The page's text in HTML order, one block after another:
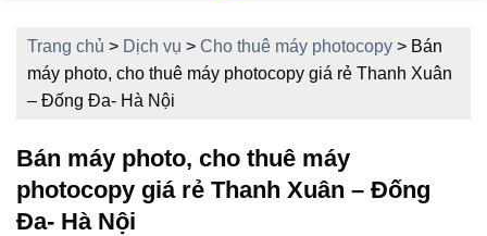
Trang chủ > Dịch vụ > Cho thuê máy photocopy > Bán
máy photo, cho thuê máy photocopy giá rẻ Thanh Xuân
– Đống Đa- Hà Nội
Bán máy photo, cho thuê máy
photocopy giá rẻ Thanh Xuân – Đống
Đa- Hà Nội